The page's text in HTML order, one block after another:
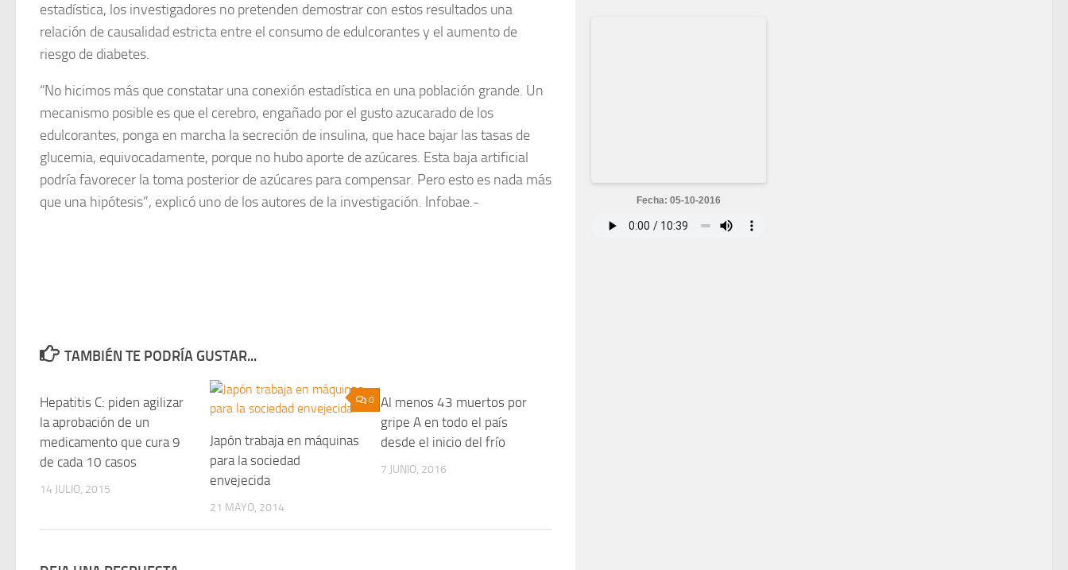
estadística, los investigadores no pretenden demostrar con estos resultados una
relación de causalidad estricta entre el consumo de edulcorantes y el aumento de
riesgo de diabetes.
“No hicimos más que constatar una conexión estadística en una población grande. Un
mecanismo posible es que el cerebro, engañado por el gusto azucarado de los
edulcorantes, ponga en marcha la secreción de insulina, que hace bajar las tasas de
glucemia, equivocadamente, porque no hubo aporte de azúcares. Esta baja artificial
podría favorecer la toma posterior de azúcares para compensar. Pero esto es nada más
que una hipótesis”, explicó uno de los autores de la investigación. Infobae.-
TAMBIÉN TE PODRÍA GUSTAR...
Hepatitis C: piden agilizar
la aprobación de un
medicamento que cura 9
de cada 10 casos
14 JULIO, 2015
0
Japón trabaja en máquinas
para la sociedad
envejecida
21 MAYO, 2014
Al menos 43 muertos por
gripe A en todo el país
desde el inicio del frío
7 JUNIO, 2016
Fecha: 05-10-2016